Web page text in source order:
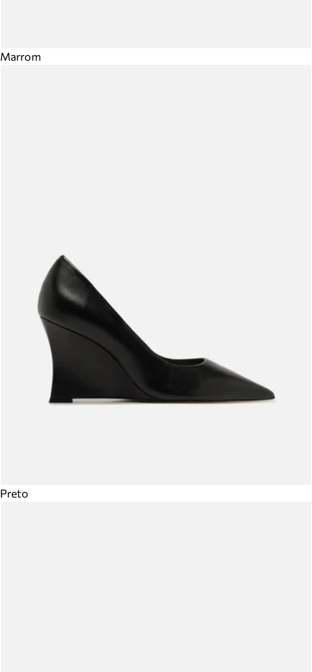
Marrom
Preto